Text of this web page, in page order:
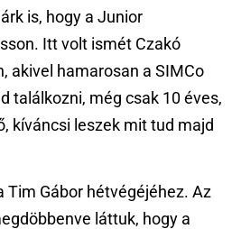
is, hogy a Junior
Itt volt ismét Czakó
akivel hamarosan a SIMCo
találkozni, még csak 10 éves,
kíváncsi leszek mit tud majd
Tim Gábor hétvégéjéhez. Az
láttuk, hogy a